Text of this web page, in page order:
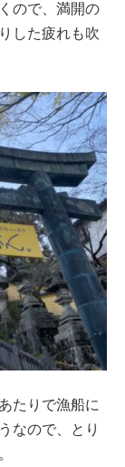
ので、満開の
した疲れも吹
たりで漁船に
なので、とり